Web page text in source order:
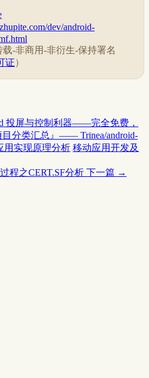
dev/android-
-非商用-非衍生-保持署名
证）
投屏与控制利器——完全免费，
目分类汇总』—— Trinea/android-
用实现原理分析 移动应用开发及
程之CERT.SF分析 下一篇 →